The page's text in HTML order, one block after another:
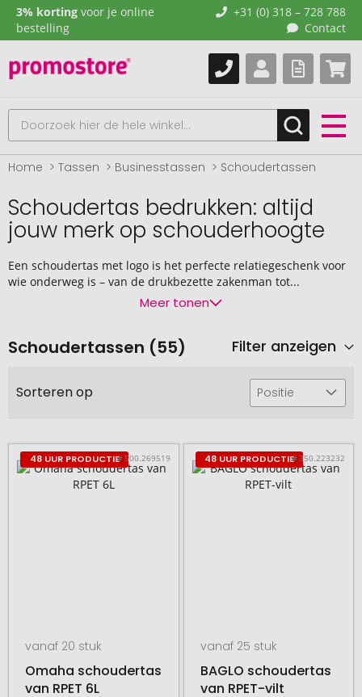
3% korting voor je online
bestelling
+31 (0) 318 – 728 788
Contact
Home Tassen Businesstassen Schoudertassen
Schoudertas bedrukken: altijd
jouw merk op schouderhoogte
Een schoudertas met logo is het perfecte relatiegeschenk voor
wie onderweg is – van de drukbezette zakenman tot...
Meer tonen
Schoudertassen (55) Filter anzeigen
Sorteren op Positie
48 UUR PRODUCTIE# 500.269519
vanaf 20 stuk
Omaha schoudertas
van RPET 6L
48 UUR PRODUCTIE# 350.223232
vanaf 25 stuk
BAGLO schoudertas
van RPET-vilt